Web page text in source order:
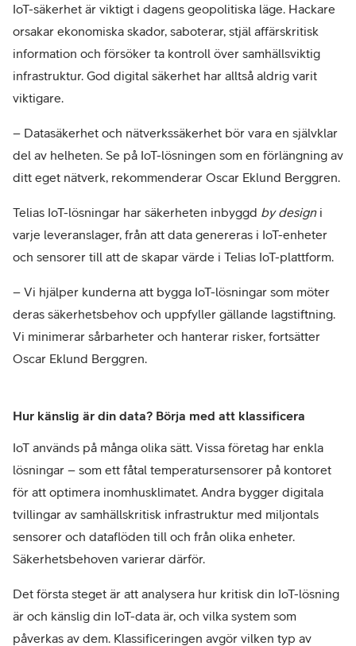
IoT-säkerhet är viktigt i dagens geopolitiska läge. Hackare
orsakar ekonomiska skador, saboterar, stjäl affärskritisk
information och försöker ta kontroll över samhällsviktig
infrastruktur. God digital säkerhet har alltså aldrig varit
viktigare.
– Datasäkerhet och nätverkssäkerhet bör vara en självklar
del av helheten. Se på IoT-lösningen som en förlängning av
ditt eget nätverk, rekommenderar Oscar Eklund Berggren.
Telias IoT-lösningar har säkerheten inbyggd by designi
varje leveranslager, från att data genereras i IoT-enheter
och sensorer till att de skapar värde i Telias IoT-plattform.
– Vi hjälper kunderna att bygga IoT-lösningar som möter
deras säkerhetsbehov och uppfyller gällande lagstiftning.
Vi minimerar sårbarheter och hanterar risker, fortsätter
Oscar Eklund Berggren.
Hur känslig är din data? Börja med att klassificera
IoT används på många olika sätt. Vissa företag har enkla
lösningar – som ett fåtal temperatursensorer på kontoret
för att optimera inomhusklimatet. Andra bygger digitala
tvillingar av samhällskritisk infrastruktur med miljontals
sensorer och dataflöden till och från olika enheter.
Säkerhetsbehoven varierar därför.
Det första steget är att analysera hur kritisk din IoT-lösning
är och känslig din IoT-data är, och vilka system som
påverkas av dem. Klassificeringen avgör vilken typ av